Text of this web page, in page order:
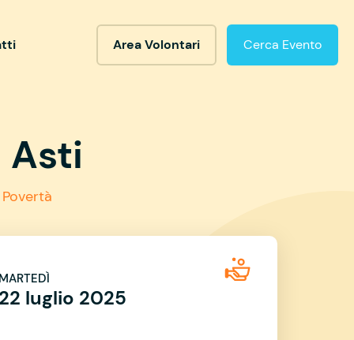
Area Volontari Cerca Evento
Asti
luglio 2025